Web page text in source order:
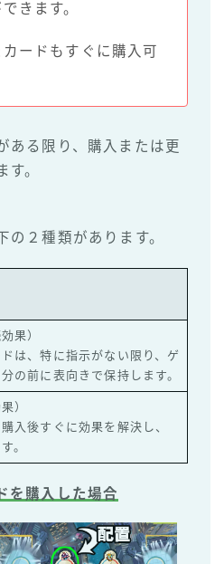
きます。
ードもすぐに購入可
ある限り、購入または更
す。
の２種類があります。
果）
は、特に指示がない限り、ゲ
の前に表向きで保持します。
）
入後すぐに効果を解決し、
。
を購入した場合